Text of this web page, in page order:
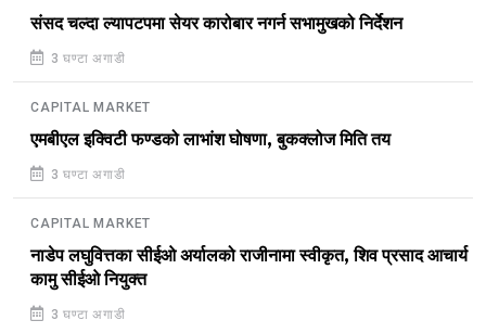
संसद चल्दा ल्यापटपमा सेयर कारोबार नगर्न सभामुखको निर्देशन
3 घण्टा अगाडी
CAPITAL MARKET
एमबीएल इक्विटी फण्डको लाभांश घोषणा, बुकक्लोज मिति तय
3 घण्टा अगाडी
CAPITAL MARKET
नाडेप लघुवित्तका सीईओ अर्यालको राजीनामा स्वीकृत, शिव प्रसाद आचार्य
कामु सीईओ नियुक्त
3 घण्टा अगाडी